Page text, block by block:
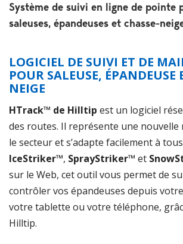
Système de suivi en ligne de pointe
saleuses, épandeuses et chasse-
LOGICIEL DE SUIVI ET DE
POUR SALEUSE, ÉPANDEUSE
NEIGE
HTrack™ de Hilltip est un logiciel
des routes. Il représente une nouvelle
le secteur et s’adapte facilement à
IceStriker™, SprayStriker™ et
sur le Web, cet outil vous permet de
contrôler vos épandeuses depuis
votre tablette ou votre téléphone,
Hilltip.